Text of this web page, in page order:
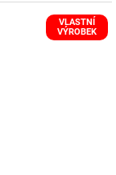
VLASTNÍ
VÝROBEK